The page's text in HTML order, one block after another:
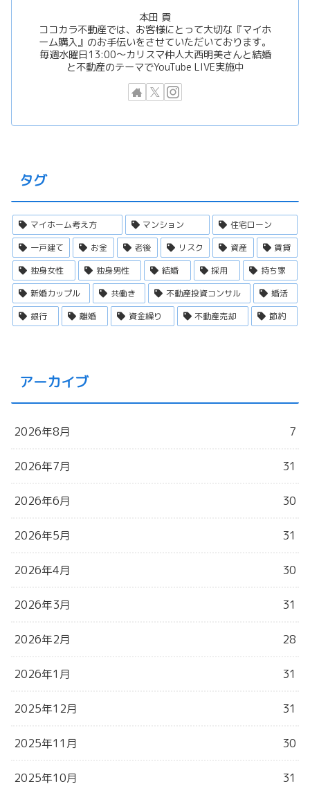
本田 貢
ココカラ不動産では、お客様にとって大切な『マイホ
ーム購入』のお手伝いをさせていただいております。
毎週水曜日13:00〜カリスマ仲人大西明美さんと結婚
と不動産のテーマでYouTube LIVE実施中
タグ
マイホーム考え方 マンション
住宅ローン
一戸建て
お金 老後 リスク 資産
賃貸
独身女性
独身男性 結婚 採用
持ち家
新婚カップル
共働き 不動産投資コンサル
婚活
銀行
離婚 資金繰り 不動産売却 節約
アーカイブ
2026年8月 7
2026年7月 31
2026年6月 30
2026年5月 31
2026年4月 30
2026年3月 31
2026年2月 28
2026年1月 31
2025年12月 31
2025年11月 30
2025年10月 31